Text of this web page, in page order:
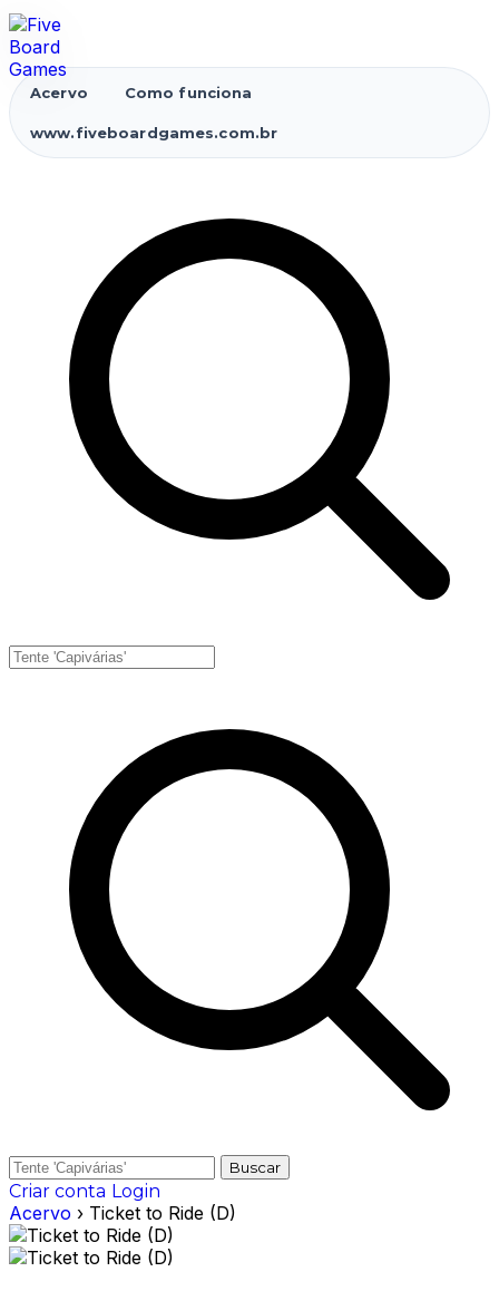
Acervo Como funciona
www.fiveboardgames.com.br
Buscar
Criar conta Login
Acervo › Ticket to Ride (D)